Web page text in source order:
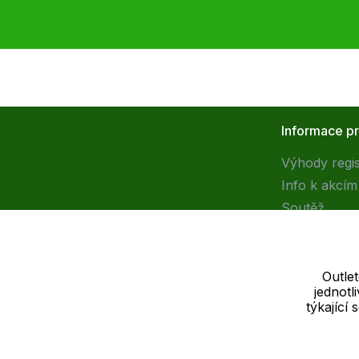
Informace
Výhody
Info k akcím
Soutěž
týkající